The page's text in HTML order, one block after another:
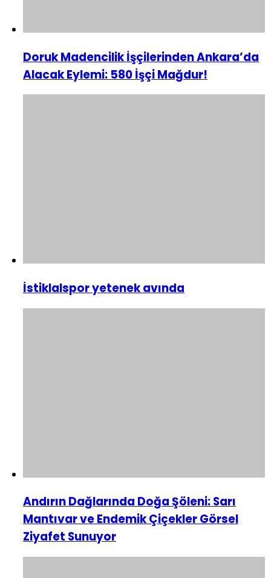
Doruk Madencilik İşçilerinden Ankara’da
Alacak Eylemi: 580 İşçi Mağdur!
İstiklalspor yetenek avında
Andırın Dağlarında Doğa Şöleni: Sarı
Mantıvar ve Endemik Çiçekler Görsel
Ziyafet Sunuyor